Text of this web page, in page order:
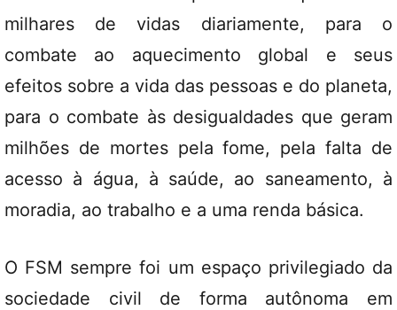
milhares de vidas diariamente, para o
combate ao aquecimento global e seus
efeitos sobre a vida das pessoas e do planeta,
para o combate às desigualdades que geram
milhões de mortes pela fome, pela falta de
acesso à água, à saúde, ao saneamento, à
moradia, ao trabalho e a uma renda básica.
O FSM sempre foi um espaço privilegiado da
sociedade civil de forma autônoma em